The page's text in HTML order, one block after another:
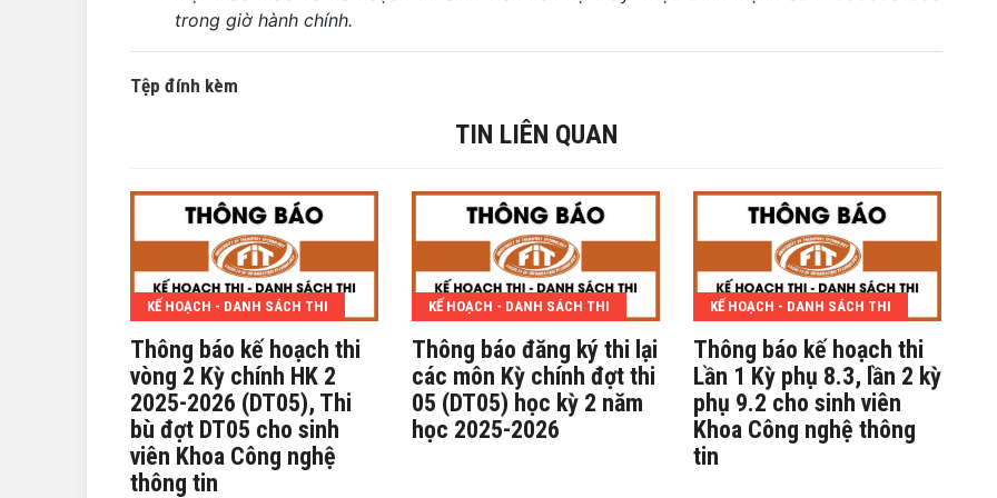
trong giờ hành chính.
Tệp đính kèm
TIN LIÊN QUAN
KẾ HOẠCH - DANH SÁCH THI
Thông báo kế hoạch thi
vòng 2 Kỳ chính HK 2
2025-2026 (DT05), Thi
bù đợt DT05 cho sinh
viên Khoa Công nghệ
thông tin
KẾ HOẠCH - DANH SÁCH THI
Thông báo đăng ký thi lại
các môn Kỳ chính đợt thi
05 (DT05) học kỳ 2 năm
học 2025-2026
KẾ HOẠCH - DANH SÁCH THI
Thông báo kế hoạch thi
Lần 1 Kỳ phụ 8.3, lần 2 kỳ
phụ 9.2 cho sinh viên
Khoa Công nghệ thông
tin